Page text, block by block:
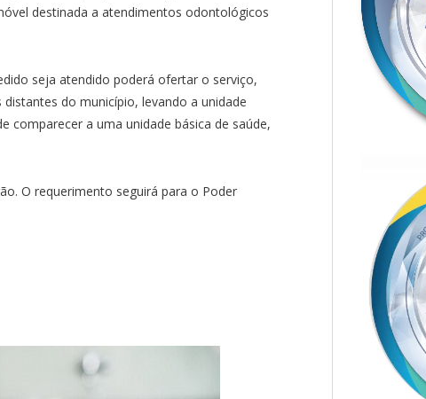
destinada a atendimentos odontológicos
seja atendido poderá ofertar o serviço,
do município, levando a unidade
comparecer a uma unidade básica de saúde,
O requerimento seguirá para o Poder